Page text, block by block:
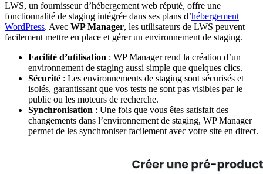
LWS, un fournisseur d’hébergement web réputé, offre une
fonctionnalité de staging intégrée dans ses plans d’hébergement
WordPress. Avec WP Manager, les utilisateurs de LWS peuvent
facilement mettre en place et gérer un environnement de staging.
Facilité d’utilisation : WP Manager rend la création d’un
environnement de staging aussi simple que quelques clics.
Sécurité : Les environnements de staging sont sécurisés et
isolés, garantissant que vos tests ne sont pas visibles par le
public ou les moteurs de recherche.
Synchronisation : Une fois que vous êtes satisfait des
changements dans l’environnement de staging, WP Manager
permet de les synchroniser facilement avec votre site en direct.